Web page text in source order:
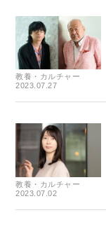
教養・カルチャー
2023.07.27
教養・カルチャー
2023.07.02